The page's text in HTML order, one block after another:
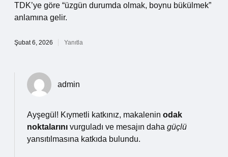
TDK’ye göre “üzgün durumda olmak, boynu bükülmek”
anlamına gelir.
Şubat 6, 2026 Yanıtla
admin
Ayşegül! Kıymetli katkınız, makalenin odak
noktalarını vurguladı ve mesajın daha güçlü
yansıtılmasına katkıda bulundu.